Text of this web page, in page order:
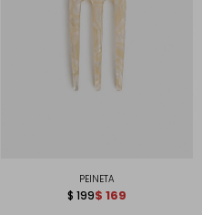
PEINETA
$ 199$ 169